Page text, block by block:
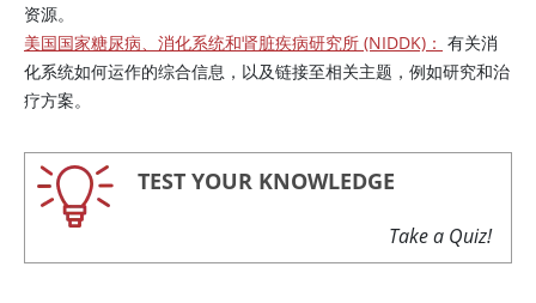
资源。
美国国家糖尿病、消化系统和肾脏疾病研究所 (NIDDK)： 有关消
化系统如何运作的综合信息，以及链接至相关主题，例如研究和治
疗方案。
TEST YOUR KNOWLEDGE
Take a Quiz!